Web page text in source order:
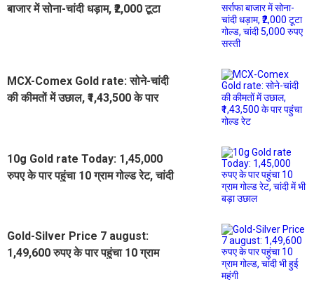
बाजार में सोना-चांदी धड़ाम, ₹2,000 टूटा
MCX-Comex Gold rate: सोने-चांदी
की कीमतों में उछाल, ₹1,43,500 के पार
10g Gold rate Today: 1,45,000
रुपए के पार पहुंचा 10 ग्राम गोल्ड रेट, चांदी
Gold-Silver Price 7 august:
1,49,600 रुपए के पार पहुंचा 10 ग्राम